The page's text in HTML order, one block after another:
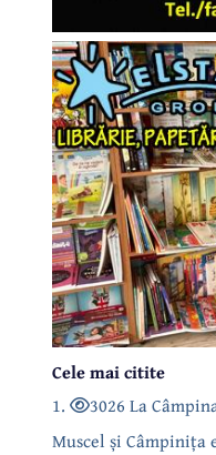
Cele mai citite
1.
3026 La
Muscel și Câmpinița